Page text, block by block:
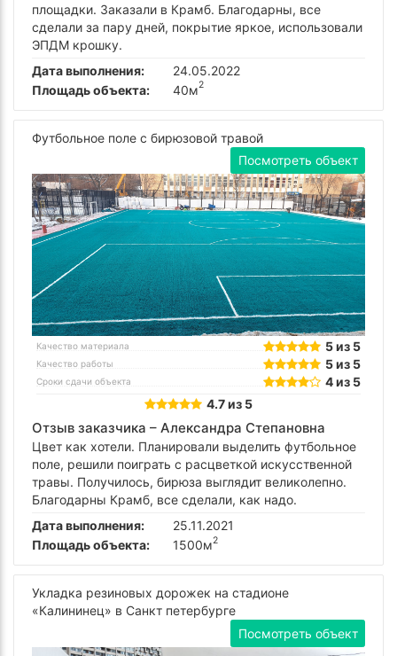
площадки. Заказали в Крамб. Благодарны, все
сделали за пару дней, покрытие яркое, использовали
ЭПДМ крошку.
Дата выполнения:
24.05.2022
Площадь объекта:
40м2
Футбольное поле с бирюзовой травой
Посмотреть объект
Качество материала 5 из 5
Качество работы 5 из 5
Сроки сдачи объекта
4 из 5
4.7 из 5
Отзыв заказчика – Александра Степановна
Цвет как хотели. Планировали выделить футбольное
поле, решили поиграть с расцветкой искусственной
травы. Получилось, бирюза выглядит великолепно.
Благодарны Крамб, все сделали, как надо.
Дата выполнения:
25.11.2021
Площадь объекта:
1500м2
Укладка резиновых дорожек на стадионе
«Калининец» в Санкт петербурге
Посмотреть объект